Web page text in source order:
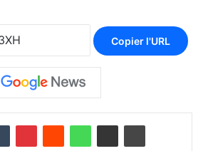
Copier l'URL